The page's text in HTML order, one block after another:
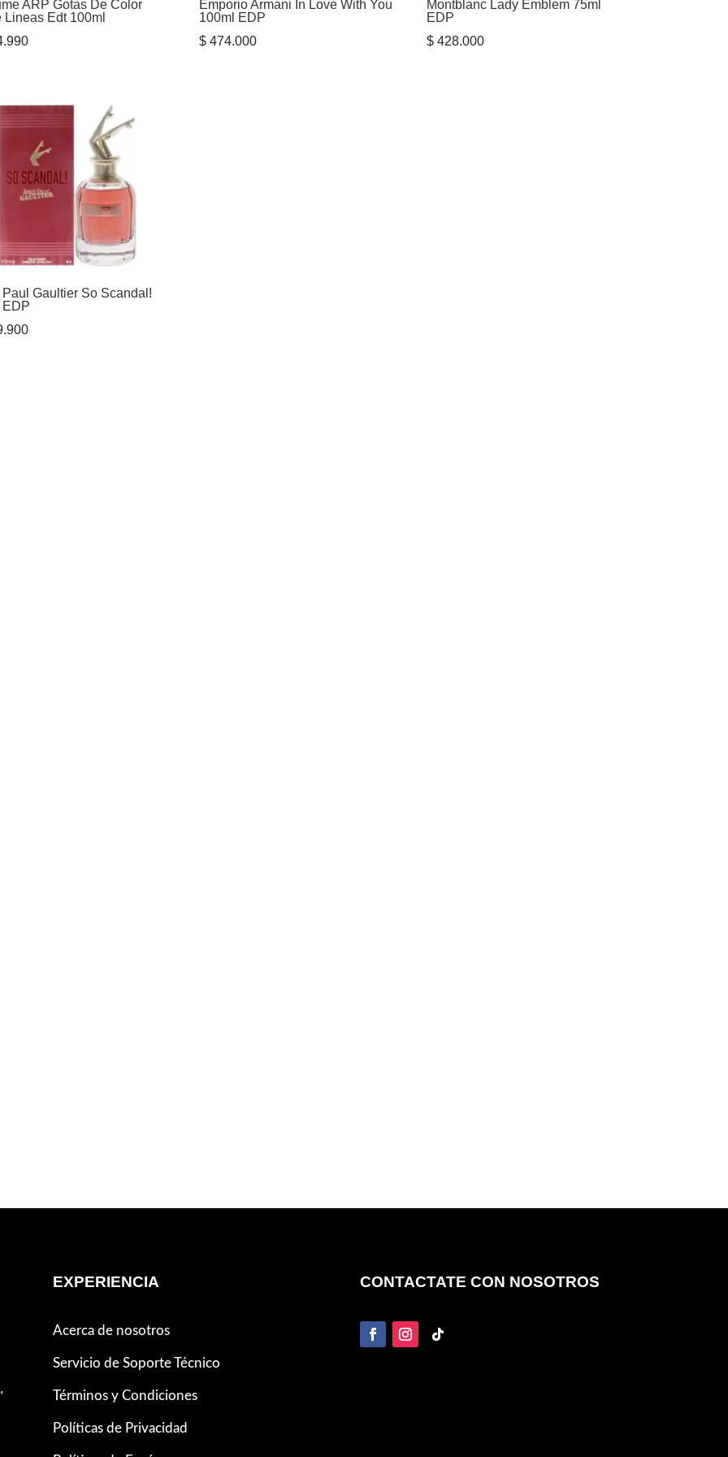
ARP Gotas De Color
Lineas Edt 100ml
Emporio Armani In Love With You
100ml EDP
$474.000
Montblanc Lady Emblem 75ml
EDP
$428.000
Gaultier So Scandal!
EDP
EXPERIENCIA
Acerca de nosotros
Servicio de Soporte Técnico
Términos y Condiciones
Políticas de Privacidad
CONTACTATE CON NOSOTROS